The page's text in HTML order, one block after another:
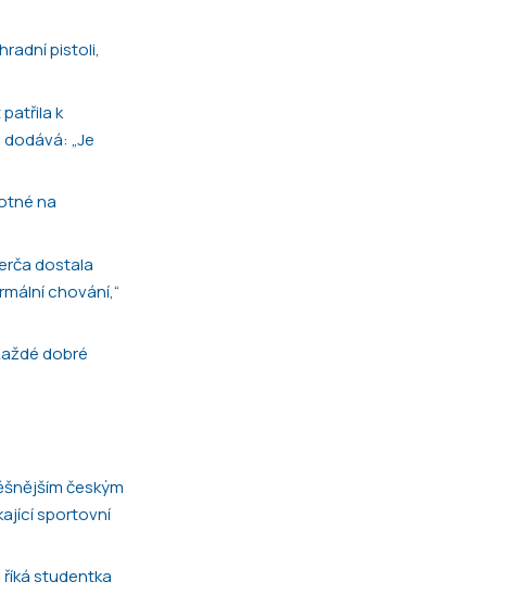
pistoli,
k
„Je
na
dostala
chování,“
dobré
českým
sportovní
říká studentka